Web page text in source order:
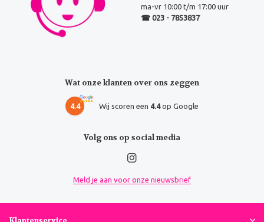
ma-vr 10:00 t/m 17:00 uur
☎ 023 - 7853837
Wat onze klanten over ons zeggen
4.4 Wij scoren een 4.4op Google
Volg ons op social media
Meld je aan voor onze nieuwsbrief